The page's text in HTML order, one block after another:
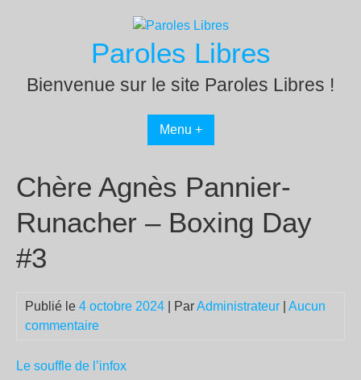
Paroles Libres
Bienvenue sur le site Paroles Libres !
Menu +
Chère Agnès Pannier-
Runacher – Boxing Day
#3
Publié le 4 octobre 2024 | ParAdministrateur
Aucun
commentaire
Le souffle de l’infox